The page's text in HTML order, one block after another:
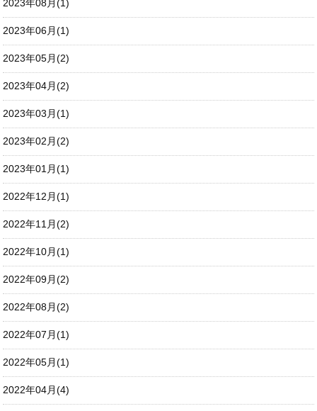
2023年08月(1)
2023年06月(1)
2023年05月(2)
2023年04月(2)
2023年03月(1)
2023年02月(2)
2023年01月(1)
2022年12月(1)
2022年11月(2)
2022年10月(1)
2022年09月(2)
2022年08月(2)
2022年07月(1)
2022年05月(1)
2022年04月(4)